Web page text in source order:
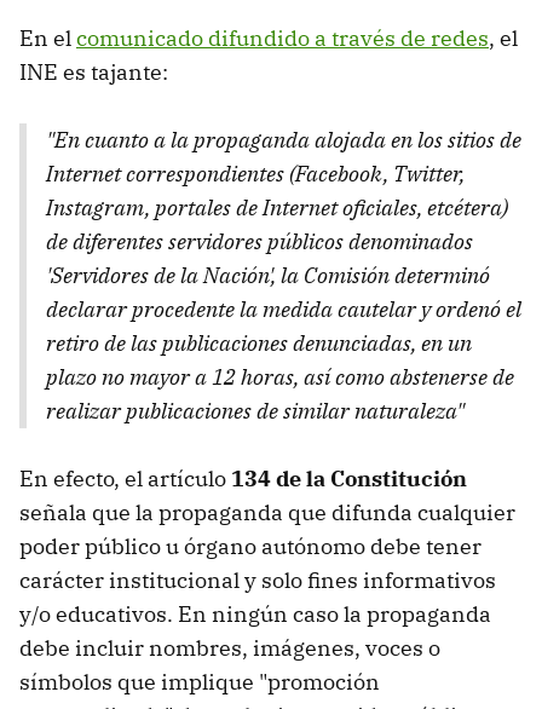
En elcomunicado difundido a través de redes, el
INE es tajante:
"En cuanto a la propaganda alojada en los sitios de
Internet correspondientes (Facebook, Twitter,
Instagram, portales de Internet oficiales, etcétera)
de diferentes servidores públicos denominados
'Servidores de la Nación', la Comisión determinó
declarar procedente la medida cautelar y ordenó el
retiro de las publicaciones denunciadas, en un
plazo no mayor a 12 horas, así como abstenerse de
realizar publicaciones de similar naturaleza"
En efecto, el artículo 134 de la Constitución
señala que la propaganda que difunda cualquier
poder público u órgano autónomo debe tener
carácter institucional y solo fines informativos
y/o educativos. En ningún caso la propaganda
debe incluir nombres, imágenes, voces o
símbolos que implique "promoción